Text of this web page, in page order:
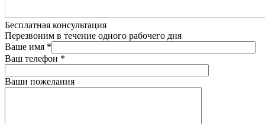
Бесплатная консультация
Перезвоним в течение одного рабочего дня
Ваше имя *
Ваш телефон *
Ваши пожелания